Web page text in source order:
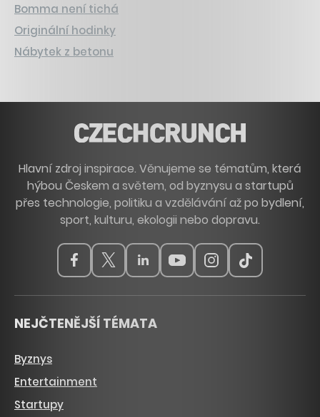
Bomma není tichá
Originální hodinky
Nábytek z betonu
Hlavní zdroj inspirace. Věnujeme se tématům, která
hýbou Českem a světem, od byznysu a startupů
přes technologie, politiku a vzdělávání až po bydlení,
sport, kulturu, ekologii nebo dopravu.
NEJČTENĚJŠÍ TÉMATA
Byznys
Entertainment
Startupy